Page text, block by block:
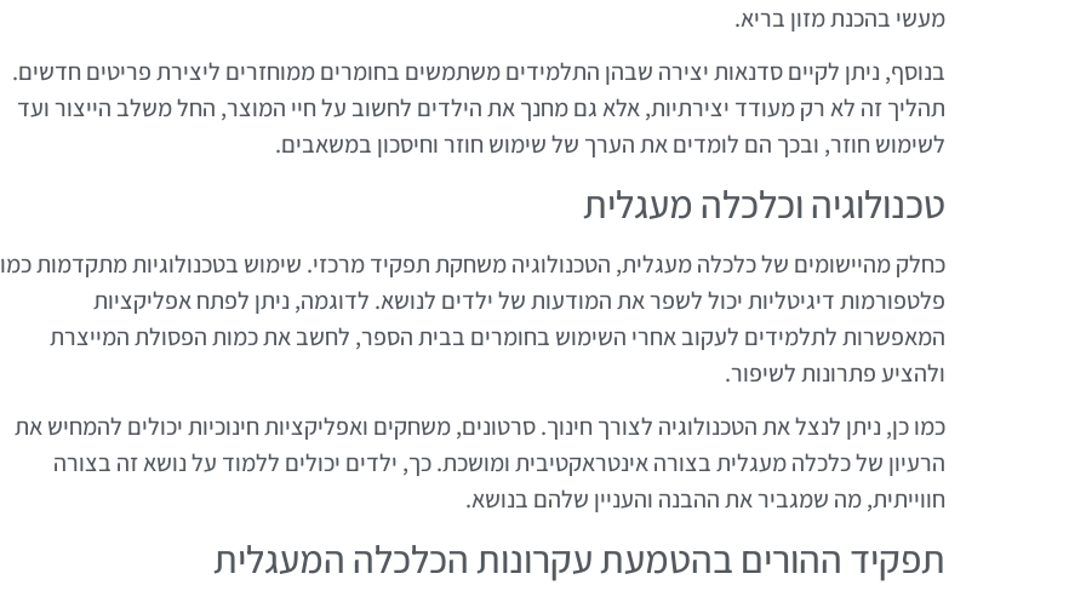
מעשי בהכנת מזון בריא.
בנוסף, ניתן לקיים סדנאות יצירה שבהן התלמידים משתמשים בחומרים ממוחזרים ליצירת פריטים חדשים.
תהליך זה לא רק מעודד יצירתיות, אלא גם מחנך את הילדים לחשוב על חיי המוצר, החל משלב הייצור ועד
לשימוש חוזר, ובכך הם לומדים את הערך של שימוש חוזר וחיסכון במשאבים.
טכנולוגיה וכלכלה מעגלית
כחלק מהיישומים של כלכלה מעגלית, הטכנולוגיה משחקת תפקיד מרכזי. שימוש בטכנולוגיות מתקדמות כמו
פלטפורמות דיגיטליות יכול לשפר את המודעות של ילדים לנושא. לדוגמה, ניתן לפתח אפליקציות
המאפשרות לתלמידים לעקוב אחרי השימוש בחומרים בבית הספר, לחשב את כמות הפסולת המייצרת
ולהציע פתרונות לשיפור.
כמו כן, ניתן לנצל את הטכנולוגיה לצורך חינוך. סרטונים, משחקים ואפליקציות חינוכיות יכולים להמחיש את
הרעיון של כלכלה מעגלית בצורה אינטראקטיבית ומושכת. כך, ילדים יכולים ללמוד על נושא זה בצורה
חווייתית, מה שמגביר את ההבנה והעניין שלהם בנושא.
תפקיד ההורים בהטמעת עקרונות הכלכלה המעגלית